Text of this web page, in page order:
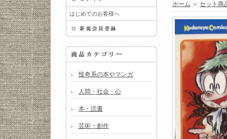
はじめてのお客様へ
怪奇系の本やマンガ
人間・社会・心
本・読書
芸術・創作
ホーム ＞ セット商